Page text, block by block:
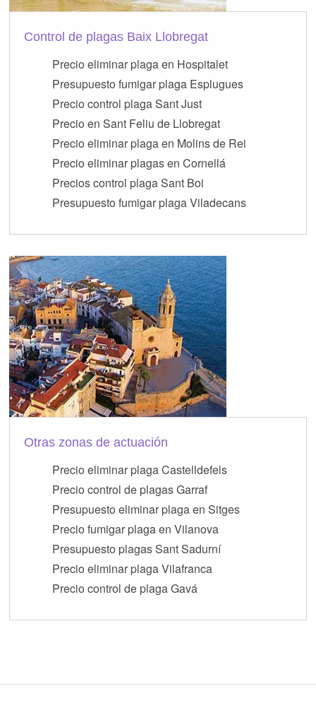
Control de plagas Baix Llobregat
Precio eliminar plaga en Hospitalet
Presupuesto fumigar plaga Esplugues
Precio control plaga Sant Just
Precio en Sant Feliu de Llobregat
Precio eliminar plaga en Molins de Rei
Precio eliminar plagas en Cornellá
Precios control plaga Sant Boi
Presupuesto fumigar plaga Viladecans
Otras zonas de actuación
Precio eliminar plaga Castelldefels
Precio control de plagas Garraf
Presupuesto eliminar plaga en Sitges
Precio fumigar plaga en Vilanova
Presupuesto plagas Sant Sadurní
Precio eliminar plaga Vilafranca
Precio control de plaga Gavá